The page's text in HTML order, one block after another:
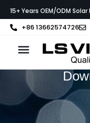
до
вмісту
15+ Years OEM/ODM
+86 13662574726